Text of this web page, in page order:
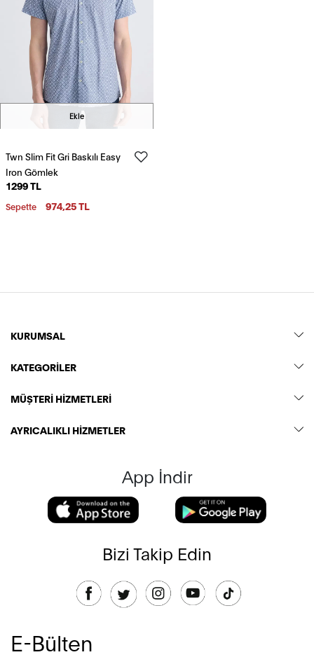
Ekle
Twn Slim Fit Gri Baskılı Easy
Iron Gömlek
1299 TL
Sepette 974,25 TL
KURUMSAL
KATEGORİLER
MÜŞTERİ HİZMETLERİ
AYRICALIKLI HİZMETLER
App İndir
Bizi Takip Edin
E-Bülten